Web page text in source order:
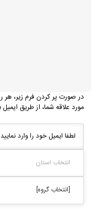
در صورت پر کردن فرم زیر، هر
مورد علاقه شما، از طریق
انتخاب استان
[انتخاب گروه]